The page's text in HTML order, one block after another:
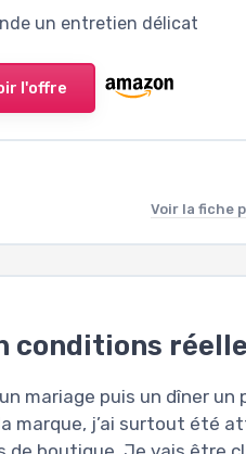
un entretien délicat
l'offre
Voir la fiche
conditions
mariage puis un dîner un
marque, j’ai surtout été